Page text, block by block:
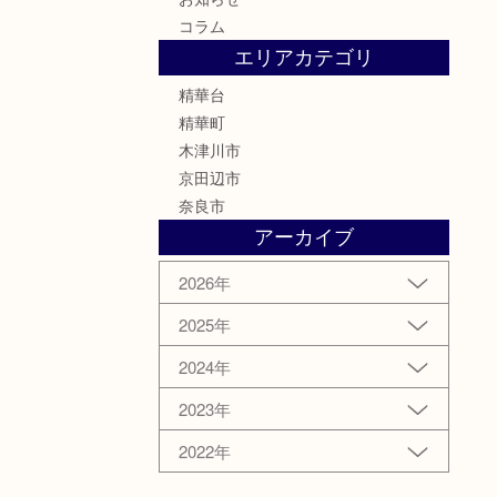
コラム
エリアカテゴリ
精華台
精華町
木津川市
京田辺市
奈良市
アーカイブ
2026年
2025年
2024年
2023年
2022年